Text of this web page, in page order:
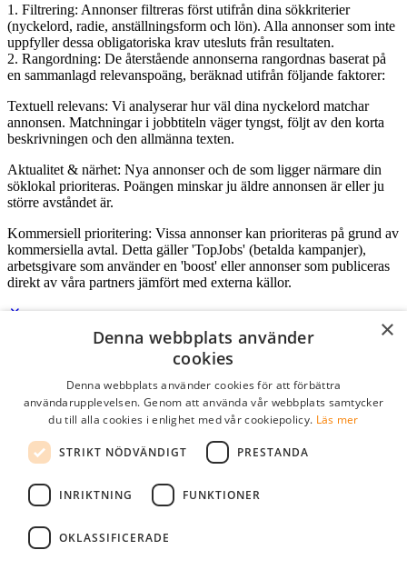
1. Filtrering: Annonser filtreras först utifrån dina sökkriterier
(nyckelord, radie, anställningsform och lön). Alla annonser som inte
uppfyller dessa obligatoriska krav utesluts från resultaten.
2. Rangordning: De återstående annonserna rangordnas baserat på
en sammanlagd relevanspoäng, beräknad utifrån följande faktorer:
Textuell relevans: Vi analyserar hur väl dina nyckelord matchar
annonsen. Matchningar i jobbtiteln väger tyngst, följt av den korta
beskrivningen och den allmänna texten.
Aktualitet & närhet: Nya annonser och de som ligger närmare din
söklokal prioriteras. Poängen minskar ju äldre annonsen är eller ju
större avståndet är.
Kommersiell prioritering: Vissa annonser kan prioriteras på grund av
kommersiella avtal. Detta gäller 'TopJobs' (betalda kampanjer),
arbetsgivare som använder en 'boost' eller annonser som publiceras
direkt av våra partners jämfört med externa källor.
Logga in som företag
Lösenord
kom ihåg mig
logga in
Kostnadsfri företagsprofil
×
Denna webbplats använder
cookies
Denna webbplats använder cookies för att förbättra
användarupplevelsen. Genom att använda vår webbplats samtycker
du till alla cookies i enlighet med vår cookiepolicy. Läs mer
STRIKT NÖDVÄNDIGT PRESTANDA
INRIKTNING FUNKTIONER
OKLASSIFICERADE